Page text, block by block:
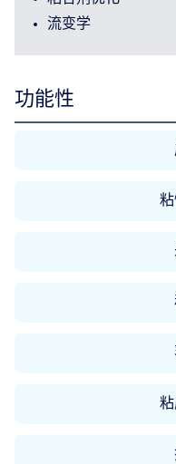
流变学
功能性
粘